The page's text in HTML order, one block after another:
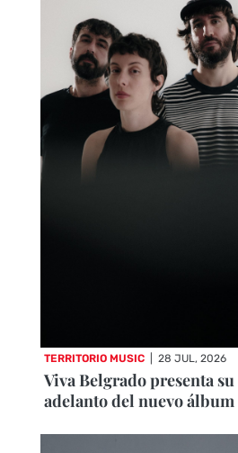
TERRITORIO MUSIC 28 JUL, 2026
Viva Belgrado presenta
adelanto del nuevo